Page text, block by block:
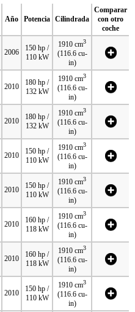
Año Potencia Cilindrada
Comparar
con otro
coche
2006
150 hp /
110 kW
1910 cm3
(116.6 cu-
in)
2010
180 hp /
132 kW
1910 cm3
(116.6 cu-
in)
2010
180 hp /
132 kW
1910 cm3
(116.6 cu-
in)
2010
150 hp /
110 kW
1910 cm3
(116.6 cu-
in)
2010
150 hp /
110 kW
1910 cm3
(116.6 cu-
in)
2010
160 hp /
118 kW
1910 cm3
(116.6 cu-
in)
2010
160 hp /
118 kW
1910 cm3
(116.6 cu-
in)
2010
150 hp /
110 kW
1910 cm3
(116.6 cu-
in)